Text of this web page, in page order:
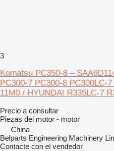
3
Komatsu PC350-8 –
PC300-7 PC300-8 PC300LC-
11M0 / HYUNDAI R335LC-7
Precio a consultar
Piezas del motor - motor
China
Belparts Engineering Machinery
Contacte con el vendedor